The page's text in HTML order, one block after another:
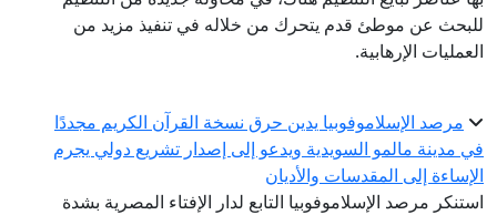
للبحث عن موطئ قدم يتحرك من خلاله في تنفيذ مزيد من
العمليات الإرهابية.
مرصد الإسلاموفوبيا يدين حرق نسخة القرآن الكريم مجددًا
في مدينة مالمو السويدية ويدعو إلى إصدار تشريع دولي يجرم
الإساءة إلى المقدسات والأديان
استنكر مرصد الإسلاموفوبيا التابع لدار الإفتاء المصرية بشدة